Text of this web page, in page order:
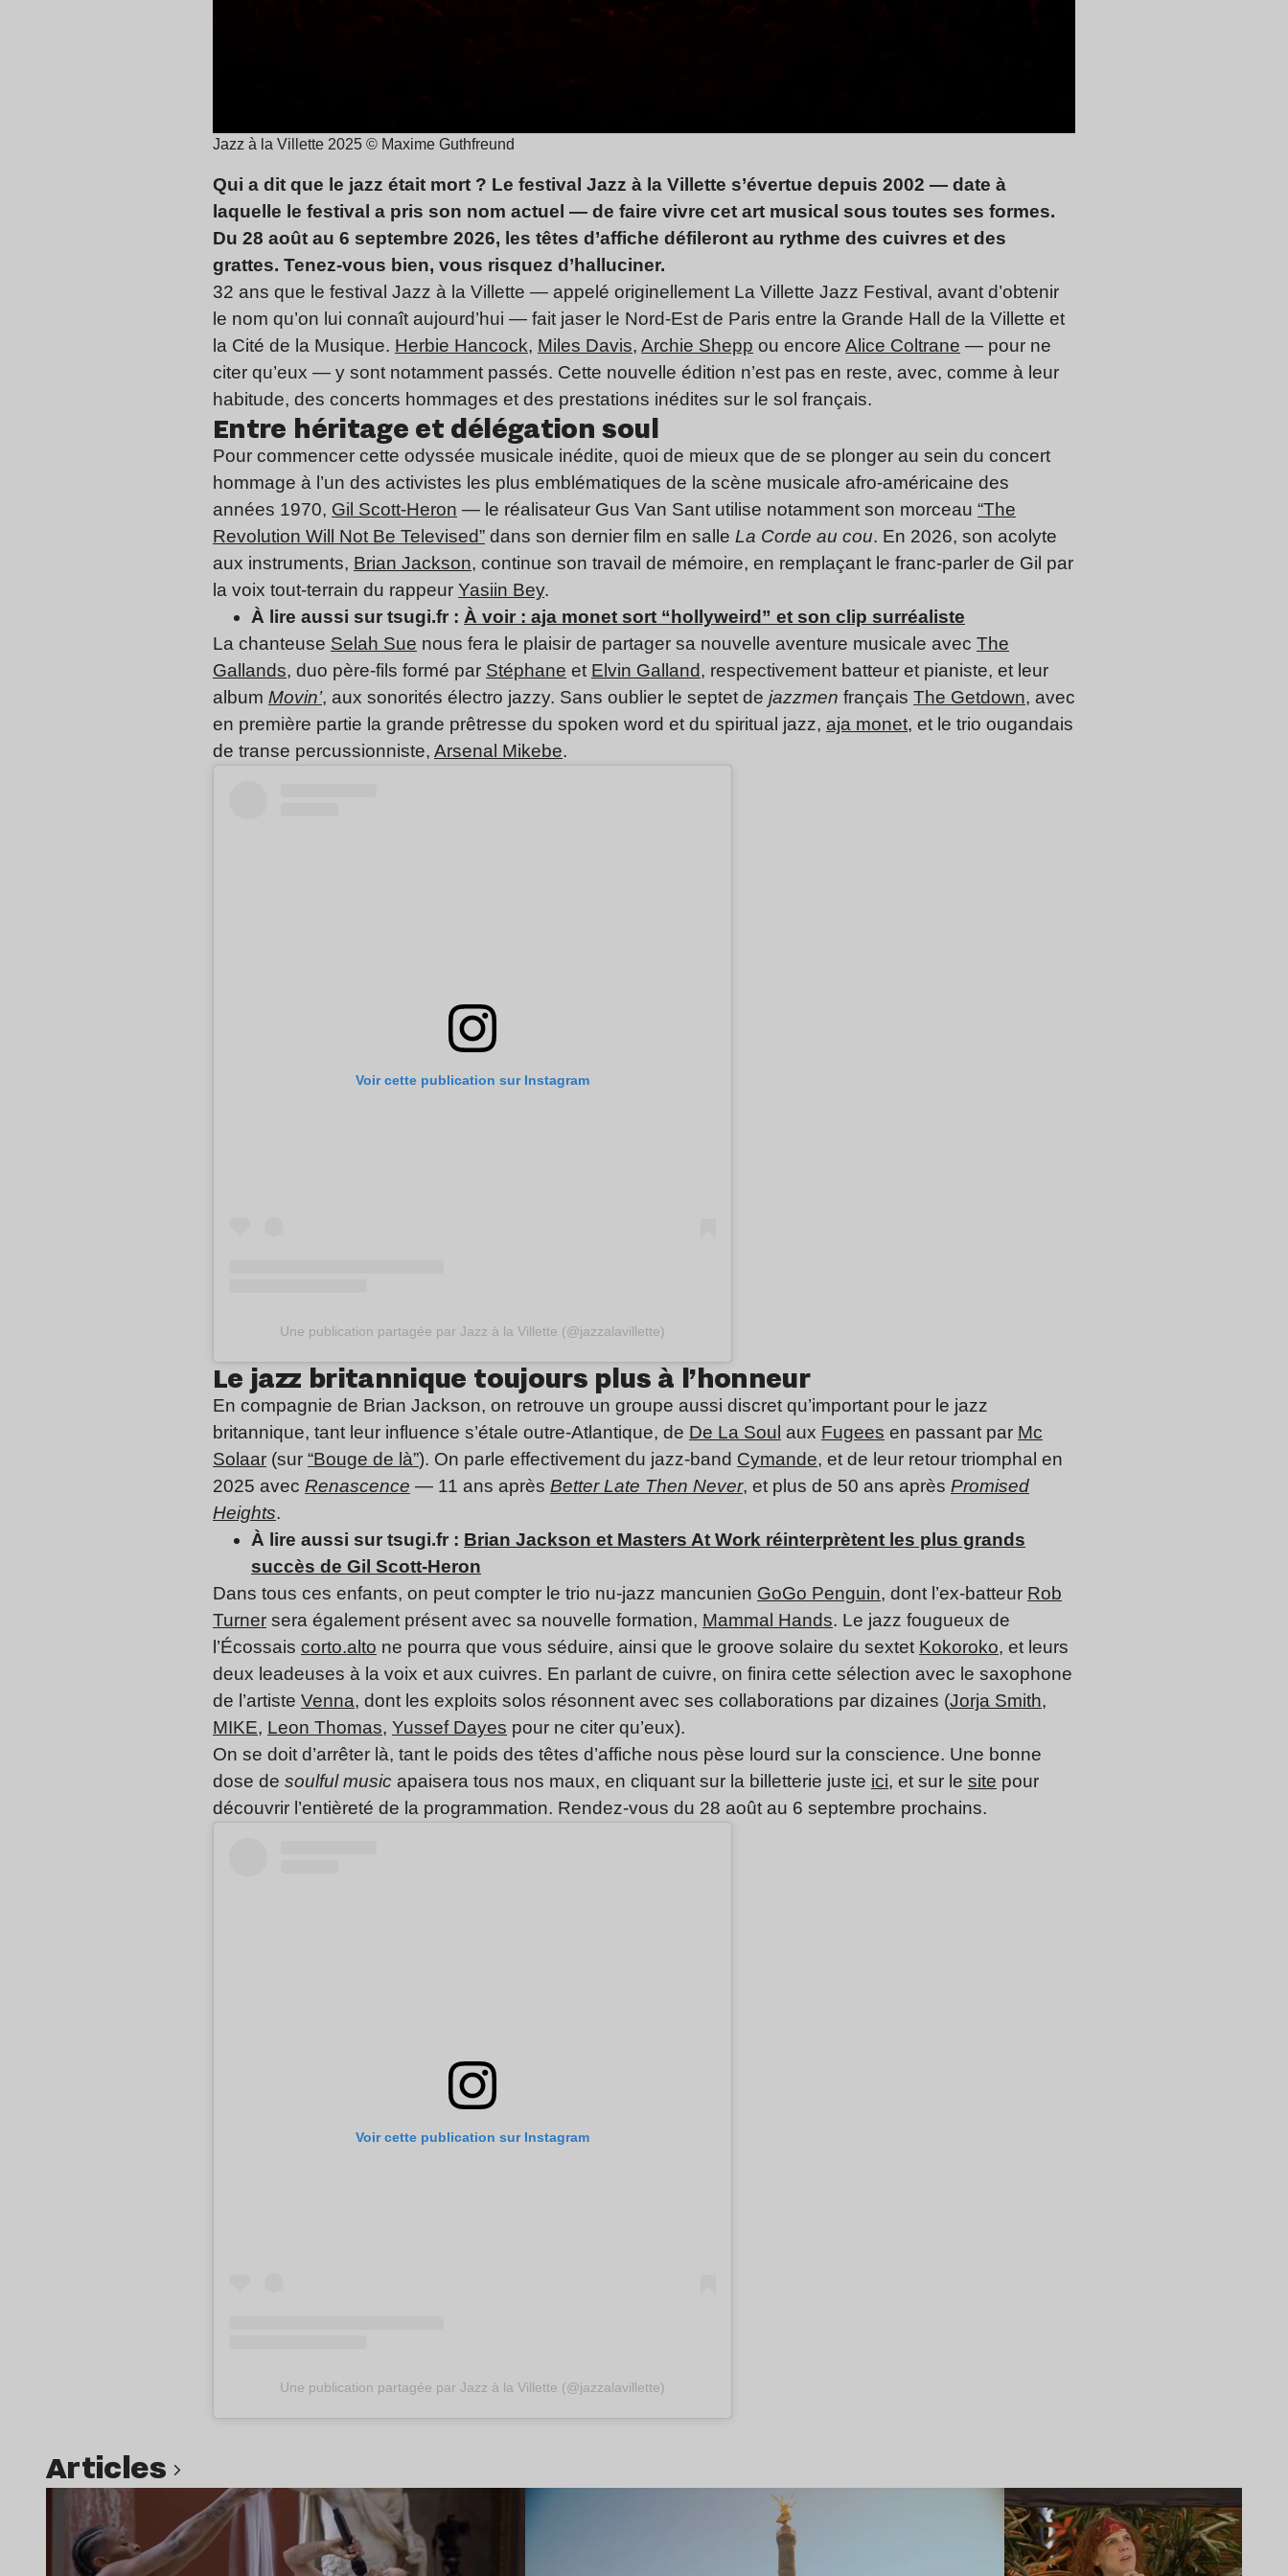
Jazz à la Villette 2025 © Maxime Guthfreund
Qui a dit que le jazz était mort ? Le festival Jazz à la Villette s’évertue depuis 2002 — date à
laquelle le festival a pris son nom actuel — de faire vivre cet art musical sous toutes ses formes.
Du 28 août au 6 septembre 2026, les têtes d’affiche défileront au rythme des cuivres et des
grattes. Tenez-vous bien, vous risquez d’halluciner.
32 ans que le festival Jazz à la Villette — appelé originellement La Villette Jazz Festival, avant d’obtenir
le nom qu’on lui connaît aujourd’hui — fait jaser le Nord-Est de Paris entre la Grande Hall de la Villette et
la Cité de la Musique. Herbie Hancock, Miles Davis, Archie Shepp ou encore Alice Coltrane — pour ne
citer qu’eux — y sont notamment passés. Cette nouvelle édition n’est pas en reste, avec, comme à leur
habitude, des concerts hommages et des prestations inédites sur le sol français.
Entre héritage et délégation soul
Pour commencer cette odyssée musicale inédite, quoi de mieux que de se plonger au sein du concert
hommage à l’un des activistes les plus emblématiques de la scène musicale afro-américaine des
années 1970, Gil Scott-Heron — le réalisateur Gus Van Sant utilise notamment son morceau “The
Revolution Will Not Be Televised” dans son dernier film en salle La Corde au cou. En 2026, son acolyte
aux instruments, Brian Jackson, continue son travail de mémoire, en remplaçant le franc-parler de Gil par
la voix tout-terrain du rappeur Yasiin Bey.
À lire aussi sur tsugi.fr : À voir : aja monet sort “hollyweird” et son clip surréaliste
La chanteuse Selah Sue nous fera le plaisir de partager sa nouvelle aventure musicale avec The
Gallands, duo père-fils formé par Stéphane et Elvin Galland, respectivement batteur et pianiste, et leur
album Movin’, aux sonorités électro jazzy. Sans oublier le septet de jazzmen français The Getdown, avec
en première partie la grande prêtresse du spoken word et du spiritual jazz, aja monet, et le trio ougandais
de transe percussionniste, Arsenal Mikebe.
Voir cette publication sur Instagram
Une publication partagée par Jazz à la Villette (@jazzalavillette)
Le jazz britannique toujours plus à l’honneur
En compagnie de Brian Jackson, on retrouve un groupe aussi discret qu’important pour le jazz
britannique, tant leur influence s’étale outre-Atlantique, de De La Soul aux Fugees en passant par Mc
Solaar (sur “Bouge de là”). On parle effectivement du jazz-band Cymande, et de leur retour triomphal en
2025 avec Renascence — 11 ans après Better Late Then Never, et plus de 50 ans après Promised
Heights.
À lire aussi sur tsugi.fr : Brian Jackson et Masters At Work réinterprètent les plus grands
succès de Gil Scott-Heron
Dans tous ces enfants, on peut compter le trio nu-jazz mancunien GoGo Penguin, dont l’ex-batteur Rob
Turner sera également présent avec sa nouvelle formation, Mammal Hands. Le jazz fougueux de
l’Écossais corto.alto ne pourra que vous séduire, ainsi que le groove solaire du sextet Kokoroko, et leurs
deux leadeuses à la voix et aux cuivres. En parlant de cuivre, on finira cette sélection avec le saxophone
de l’artiste Venna, dont les exploits solos résonnent avec ses collaborations par dizaines (Jorja Smith,
MIKE, Leon Thomas, Yussef Dayes pour ne citer qu’eux).
On se doit d’arrêter là, tant le poids des têtes d’affiche nous pèse lourd sur la conscience. Une bonne
dose de soulful music apaisera tous nos maux, en cliquant sur la billetterie juste ici, et sur le site pour
découvrir l’entièreté de la programmation. Rendez-vous du 28 août au 6 septembre prochains.
Voir cette publication sur Instagram
Une publication partagée par Jazz à la Villette (@jazzalavillette)
Articles
Lire l’article Lire l’article